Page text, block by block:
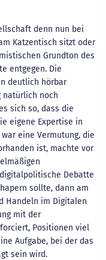
denn nun bei
Katzentisch sitzt oder
Grundton des
entgegen. Die
deutlich hörbar
natürlich noch
sich so, dass die
eigene Expertise in
eine Vermutung, die
ist, machte vor
Debatte
sollte, dann am
Handeln im Digitalen
mit der
Positionen viel
Aufgabe, bei der das
sein wird.